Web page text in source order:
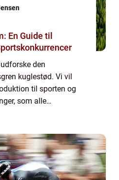
En Guide til
den
kuglestød. Vi vil
til sporten og
som alle